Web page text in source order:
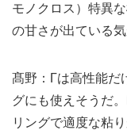
モノクロス）特異
の甘さが出ている
髙野：Γは高性能だ
グにも使えそうだ
リングで適度な粘り